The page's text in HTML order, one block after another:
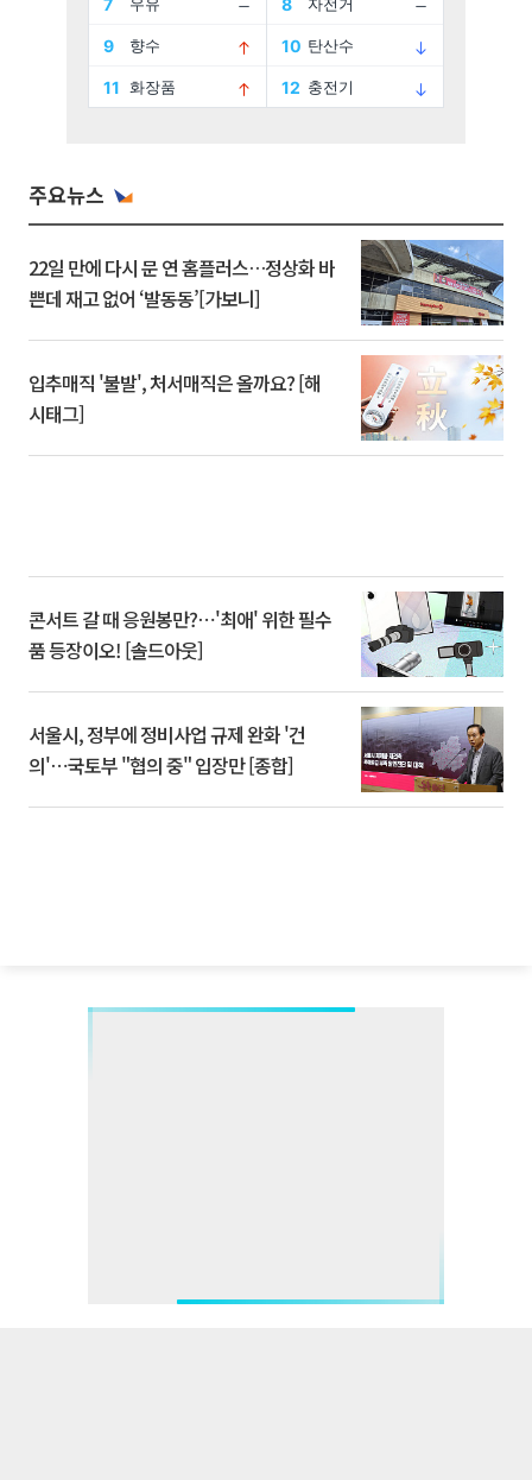
주요뉴스
22일 만에 다시 문 연 홈플러스…정상화 바
쁜데 재고 없어 ‘발동동’[가보니]
입추매직 '불발', 처서매직은 올까요? [해
시태그]
콘서트 갈 때 응원봉만?⋯'최애' 위한 필수
품 등장이오! [솔드아웃]
서울시, 정부에 정비사업 규제 완화 '건
의'⋯국토부 "협의 중" 입장만 [종합]